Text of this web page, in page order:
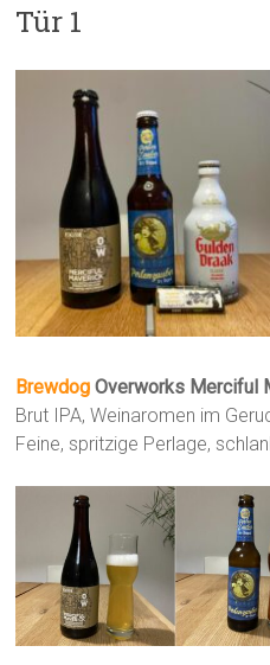
Tür 1
Brewdog Overworks Merciful
Brut IPA, Weinaromen im
Feine, spritzige Perlage,